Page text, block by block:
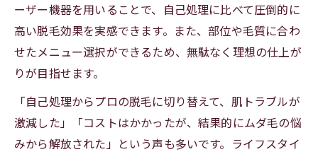
ーザー機器を用いることで、自己処理に比べて圧倒的に
高い脱毛効果を実感できます。また、部位や毛質に合わ
せたメニュー選択ができるため、無駄なく理想の仕上が
りが目指せます。
「自己処理からプロの脱毛に切り替えて、肌トラブルが
激減した」「コストはかかったが、結果的にムダ毛の悩
みから解放された」という声も多いです。ライフスタイ